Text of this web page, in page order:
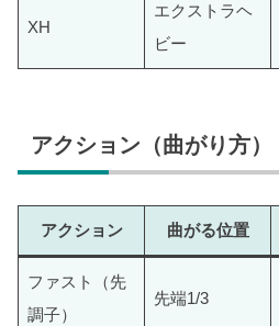
XH
エクストラヘ
ビー
アクション（曲がり方）
アクション 曲がる位置
ファスト（先
調子）
先端1/3